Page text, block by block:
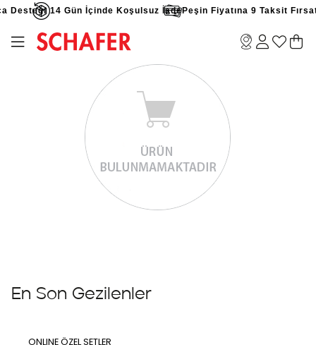
Desteği 14 Gün İçinde Koşulsuz İadePeşin Fiyatına 9 Taksit Fırsatı
En Son Gezilenler
ONLINE ÖZEL SETLER